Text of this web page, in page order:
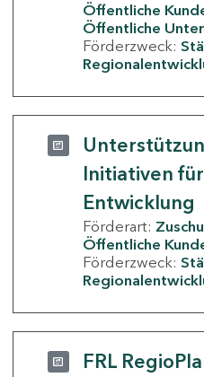
Öffentliche
Öffentliche
Förderzweck:
Initiativen
Entwicklung
Förderart:
Öffentliche
Förderzweck:
FRL